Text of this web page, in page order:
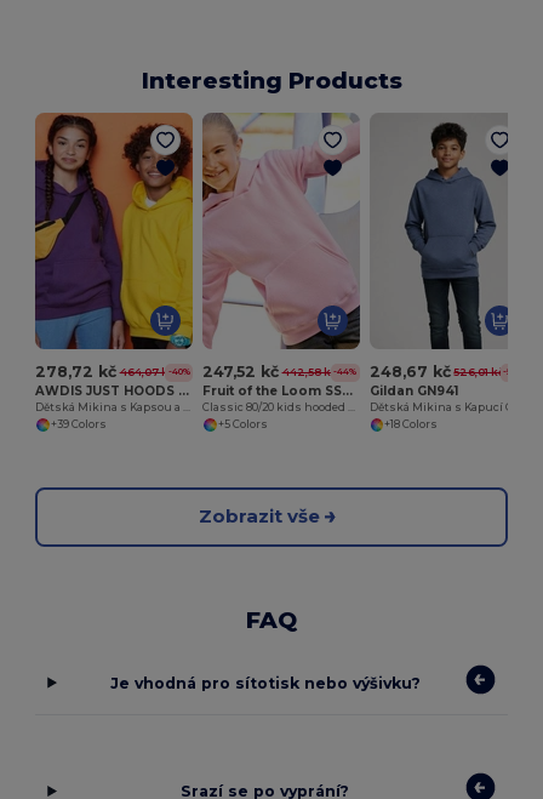
Interesting Products
278,72 kč 464,07 kč-40%
AWDIS JUST HOODS JH01J
+39 Colors
247,52 kč 442,58 kč-44%
Fruit of the Loom SS273
+5 Colors
248,67 kč 526,01 kč-53%
Gildan GN941
+18 Colors
Zobrazit vše
FAQ
Je vhodná pro sítotisk nebo výšivku?
Srazí se po vyprání?